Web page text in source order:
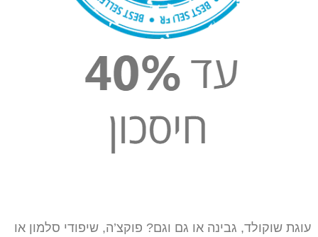
עוגת שוקולד, גבינה או גם וגם? פוקצ’ה, שיפודי סלמון או